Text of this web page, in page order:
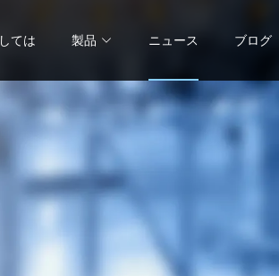
ては 製品 ニュース ブログ